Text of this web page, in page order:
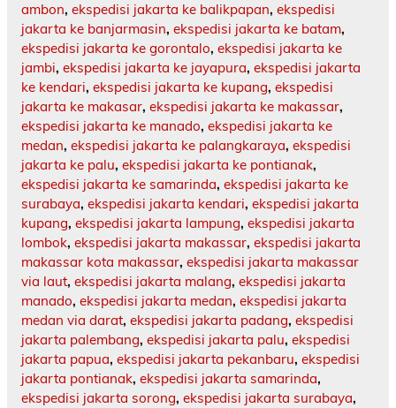
ambon, ekspedisi jakarta ke balikpapan, ekspedisi
jakarta ke banjarmasin, ekspedisi jakarta ke batam,
ekspedisi jakarta ke gorontalo, ekspedisi jakarta ke
jambi, ekspedisi jakarta ke jayapura, ekspedisi jakarta
ke kendari, ekspedisi jakarta ke kupang, ekspedisi
jakarta ke makasar, ekspedisi jakarta ke makassar,
ekspedisi jakarta ke manado, ekspedisi jakarta ke
medan, ekspedisi jakarta ke palangkaraya, ekspedisi
jakarta ke palu, ekspedisi jakarta ke pontianak,
ekspedisi jakarta ke samarinda, ekspedisi jakarta ke
surabaya, ekspedisi jakarta kendari, ekspedisi jakarta
kupang, ekspedisi jakarta lampung, ekspedisi jakarta
lombok, ekspedisi jakarta makassar, ekspedisi jakarta
makassar kota makassar, ekspedisi jakarta makassar
via laut, ekspedisi jakarta malang, ekspedisi jakarta
manado, ekspedisi jakarta medan, ekspedisi jakarta
medan via darat, ekspedisi jakarta padang, ekspedisi
jakarta palembang, ekspedisi jakarta palu, ekspedisi
jakarta papua, ekspedisi jakarta pekanbaru, ekspedisi
jakarta pontianak, ekspedisi jakarta samarinda,
ekspedisi jakarta sorong, ekspedisi jakarta surabaya,